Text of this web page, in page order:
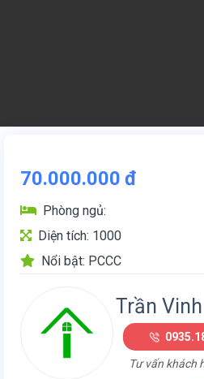
70.000.000 đ
Phòng ngủ:
Diện tích: 1000
Nổi bật: PCCC
Trần
Tư vấn khách